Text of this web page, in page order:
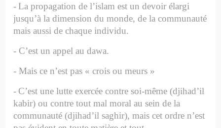
-La propagation de l’islam est un devoir élargi
jusqu’à la dimension du monde, de la communauté
mais aussi de chaque individu.
- C’est un appel au dawa.
- Mais ce n’est pas « crois ou meurs »
- C’est une lutte exercée contre soi-même (djihad’il
kabir) ou contre tout mal moral au sein de la
communauté (djihad’il saghir), mais cet ordre n’est